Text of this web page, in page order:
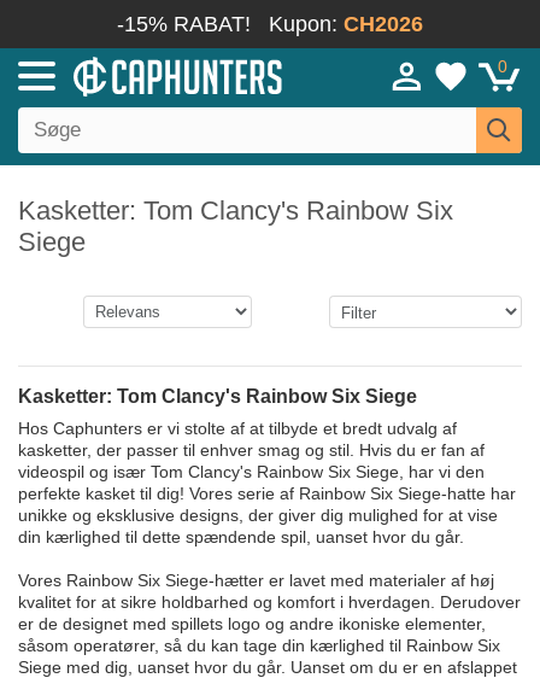
-15% RABAT! Kupon: CH2026
0
Kasketter: Tom Clancy's Rainbow Six
Siege
Kasketter: Tom Clancy's Rainbow Six Siege
Hos Caphunters er vi stolte af at tilbyde et bredt udvalg af
kasketter, der passer til enhver smag og stil. Hvis du er fan af
videospil og især Tom Clancy's Rainbow Six Siege, har vi den
perfekte kasket til dig! Vores serie af Rainbow Six Siege-hatte har
unikke og eksklusive designs, der giver dig mulighed for at vise
din kærlighed til dette spændende spil, uanset hvor du går.
Vores Rainbow Six Siege-hætter er lavet med materialer af høj
kvalitet for at sikre holdbarhed og komfort i hverdagen. Derudover
er de designet med spillets logo og andre ikoniske elementer,
såsom operatører, så du kan tage din kærlighed til Rainbow Six
Siege med dig, uanset hvor du går. Uanset om du er en afslappet